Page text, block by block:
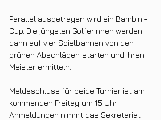
Parallel ausgetragen wird ein Bambini-
Cup. Die jüngsten Golferinnen werden
dann auf vier Spielbahnen von den
grünen Abschlägen starten und ihren
Meister ermitteln.
Meldeschluss für beide Turnier ist am
kommenden Freitag um 15 Uhr.
Anmeldungen nimmt das Sekretariat